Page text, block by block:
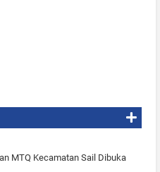
MTQ Kecamatan Sail Dibuka